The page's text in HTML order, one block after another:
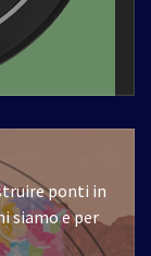
ponti in
siamo e per